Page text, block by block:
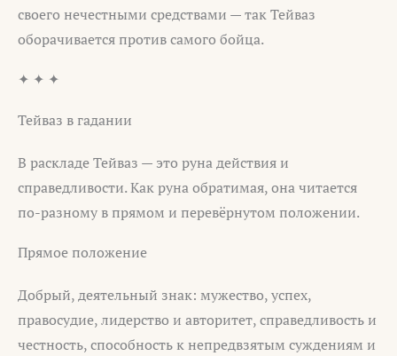
своего нечестными средствами — так Тейваз
оборачивается против самого бойца.
✦ ✦ ✦
Тейваз в гадании
В раскладе Тейваз — это руна действия и
справедливости. Как руна обратимая, она читается
по-разному в прямом и перевёрнутом положении.
Прямое положение
Добрый, деятельный знак: мужество, успех,
правосудие, лидерство и авторитет, справедливость и
честность, способность к непредвзятым суждениям и